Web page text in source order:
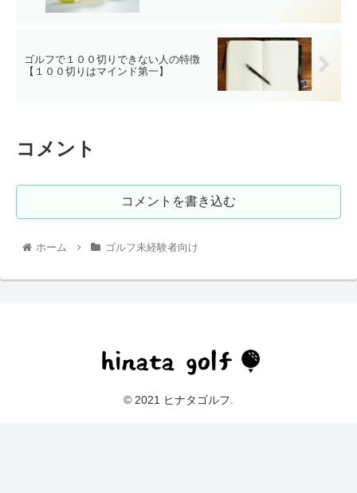
ゴルフで１００切りできない人の特徴
【１００切りはマインド第一】
コメント
コメントを書き込む
ホーム ゴルフ未経験者向け
© 2021 ヒナタゴルフ.